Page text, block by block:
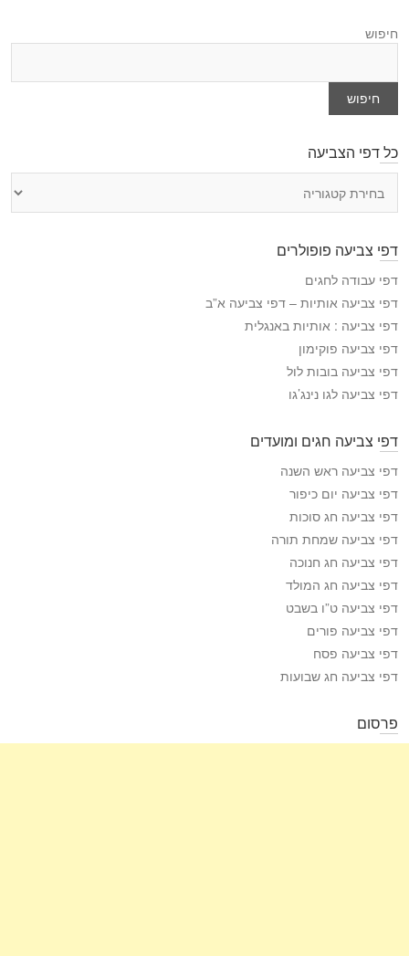
חיפוש
חיפוש
כל דפי הצביעה
י
ה
צ
י
ע
ה
דפי צביעה פופולרים
דפי עבודה לחגים
דפי צביעה אותיות – דפי צביעה א”ב
דפי צביעה : אותיות באנגלית
דפי צביעה פוקימון
דפי צביעה בובות לול
דפי צביעה לגו נינג’גו
דפי צביעה חגים ומועדים
דפי צביעה ראש השנה
דפי צביעה יום כיפור
דפי צביעה חג סוכות
דפי צביעה שמחת תורה
דפי צביעה חג חנוכה
דפי צביעה חג המולד
דפי צביעה ט”ו בשבט
דפי צביעה פורים
דפי צביעה פסח
דפי צביעה חג שבועות
פרסום